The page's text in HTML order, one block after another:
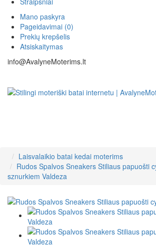
Mano paskyra
Pageidavimai (0)
Prekių krepšelis
Atsiskaitymas
info@AvalyneMoterims.lt
Laisvalaikio batai kedai moterims
Rudos Spalvos Sneakers Stiliaus papuošti
sznurkiem Valdeza